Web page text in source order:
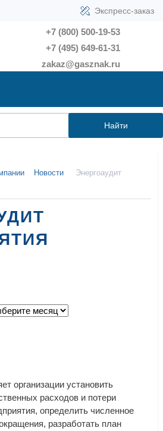
Экспресс-заказ
+7 (800) 500-19-53
+7 (495) 649-61-31
zakaz@gasznak.ru
Найти
Новости
Энергоаудит
организации установить
расходов и потери
, определить численное
, разработать план